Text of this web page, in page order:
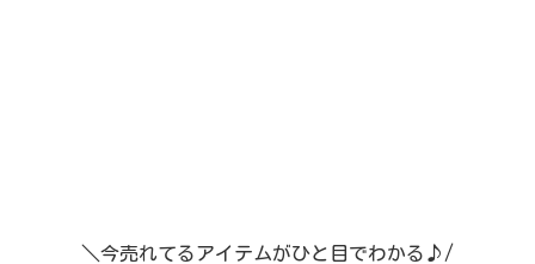
＼今売れてるアイテムがひと目でわかる♪/